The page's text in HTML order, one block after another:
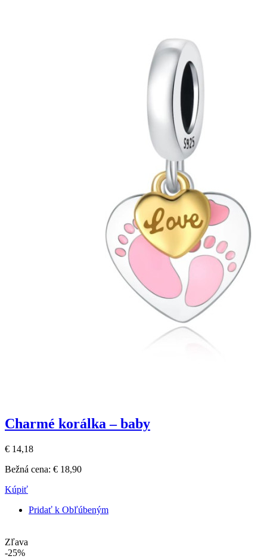
Charmé korálka – baby
€ 14,18
Bežná cena: € 18,90
Kúpiť
Pridať k Obľúbeným
Zľava
-25%